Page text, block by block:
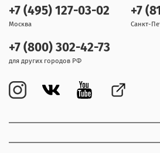
+7 (495) 127-03-02
Москва
+7
Санкт-
+7 (800) 302-42-73
для других городов РФ